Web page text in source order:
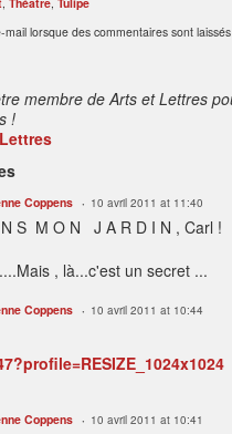
mail lorsque des commentaires sont
membre de Arts et Lettres
!
Coppens 10 avril 2011 at 11:40
S M O N J A R D I N , Carl !
, là...c'est un secret ...
Coppens 10 avril 2011 at 10:44
Coppens 10 avril 2011 at 10:41